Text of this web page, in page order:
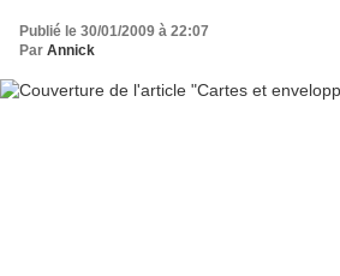
Publié le 30/01/2009 à 22:07
Par Annick